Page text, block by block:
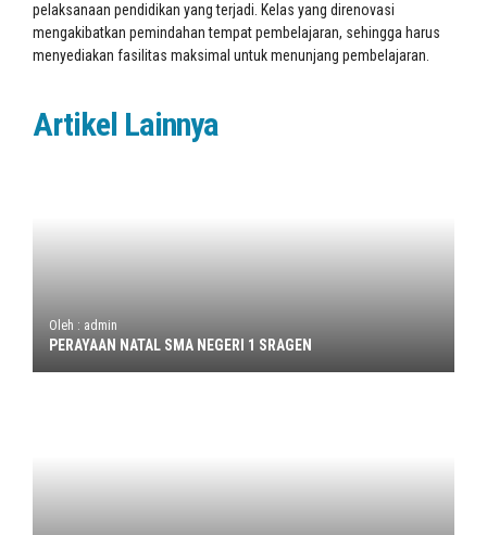
pelaksanaan pendidikan yang terjadi. Kelas yang direnovasi
mengakibatkan pemindahan tempat pembelajaran, sehingga harus
menyediakan fasilitas maksimal untuk menunjang pembelajaran.
Artikel Lainnya
Oleh : admin
PERAYAAN NATAL SMA NEGERI 1 SRAGEN